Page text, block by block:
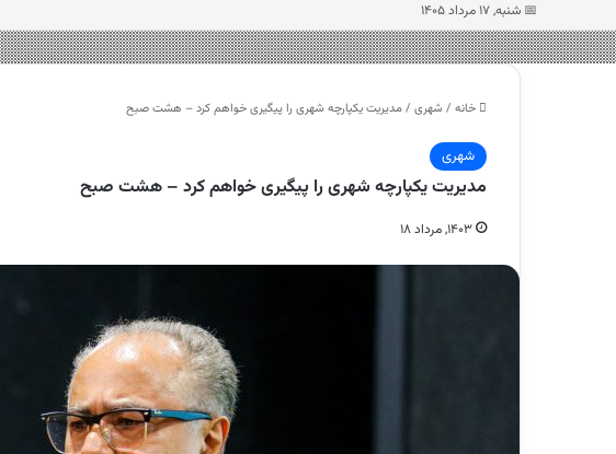
📅 شنبه, ۱۷ مرداد ۱۴۰۵
خانه / شهری /مدیریت یکپارچه شهری را پیگیری خواهم کرد – هشت صبح
شهری
مدیریت یکپارچه شهری را پیگیری خواهم کرد – هشت صبح
۱۴۰۳, مرداد ۱۸